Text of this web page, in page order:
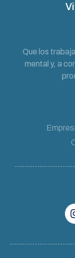
Que los
mental y, a